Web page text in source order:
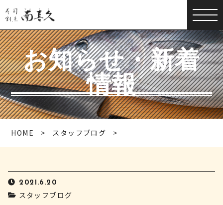
お知らせ・新着
情報
HOME スタッフブログ
2021.6.20
スタッフブログ